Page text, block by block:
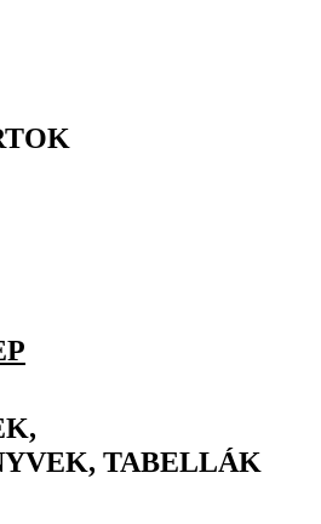
TABELLÁK